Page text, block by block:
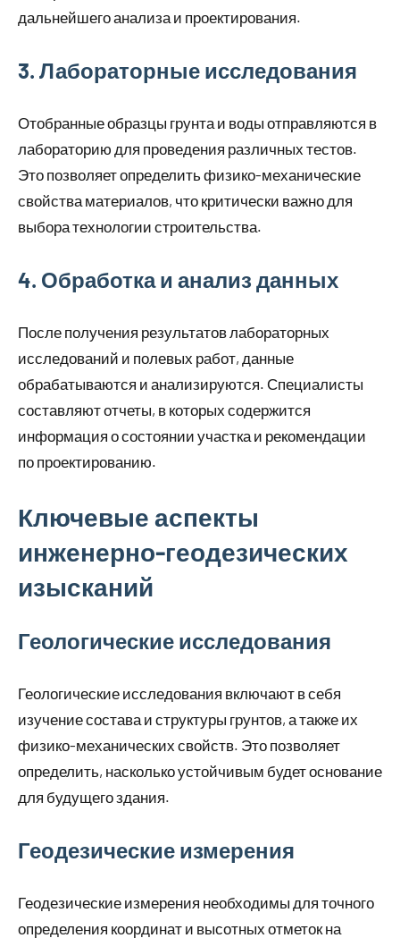
дальнейшего анализа и проектирования.
3. Лабораторные исследования
Отобранные образцы грунта и воды отправляются в
лабораторию для проведения различных тестов.
Это позволяет определить физико-механические
свойства материалов, что критически важно для
выбора технологии строительства.
4. Обработка и анализ данных
После получения результатов лабораторных
исследований и полевых работ, данные
обрабатываются и анализируются. Специалисты
составляют отчеты, в которых содержится
информация о состоянии участка и рекомендации
по проектированию.
Ключевые аспекты
инженерно-геодезических
изысканий
Геологические исследования
Геологические исследования включают в себя
изучение состава и структуры грунтов, а также их
физико-механических свойств. Это позволяет
определить, насколько устойчивым будет основание
для будущего здания.
Геодезические измерения
Геодезические измерения необходимы для точного
определения координат и высотных отметок на